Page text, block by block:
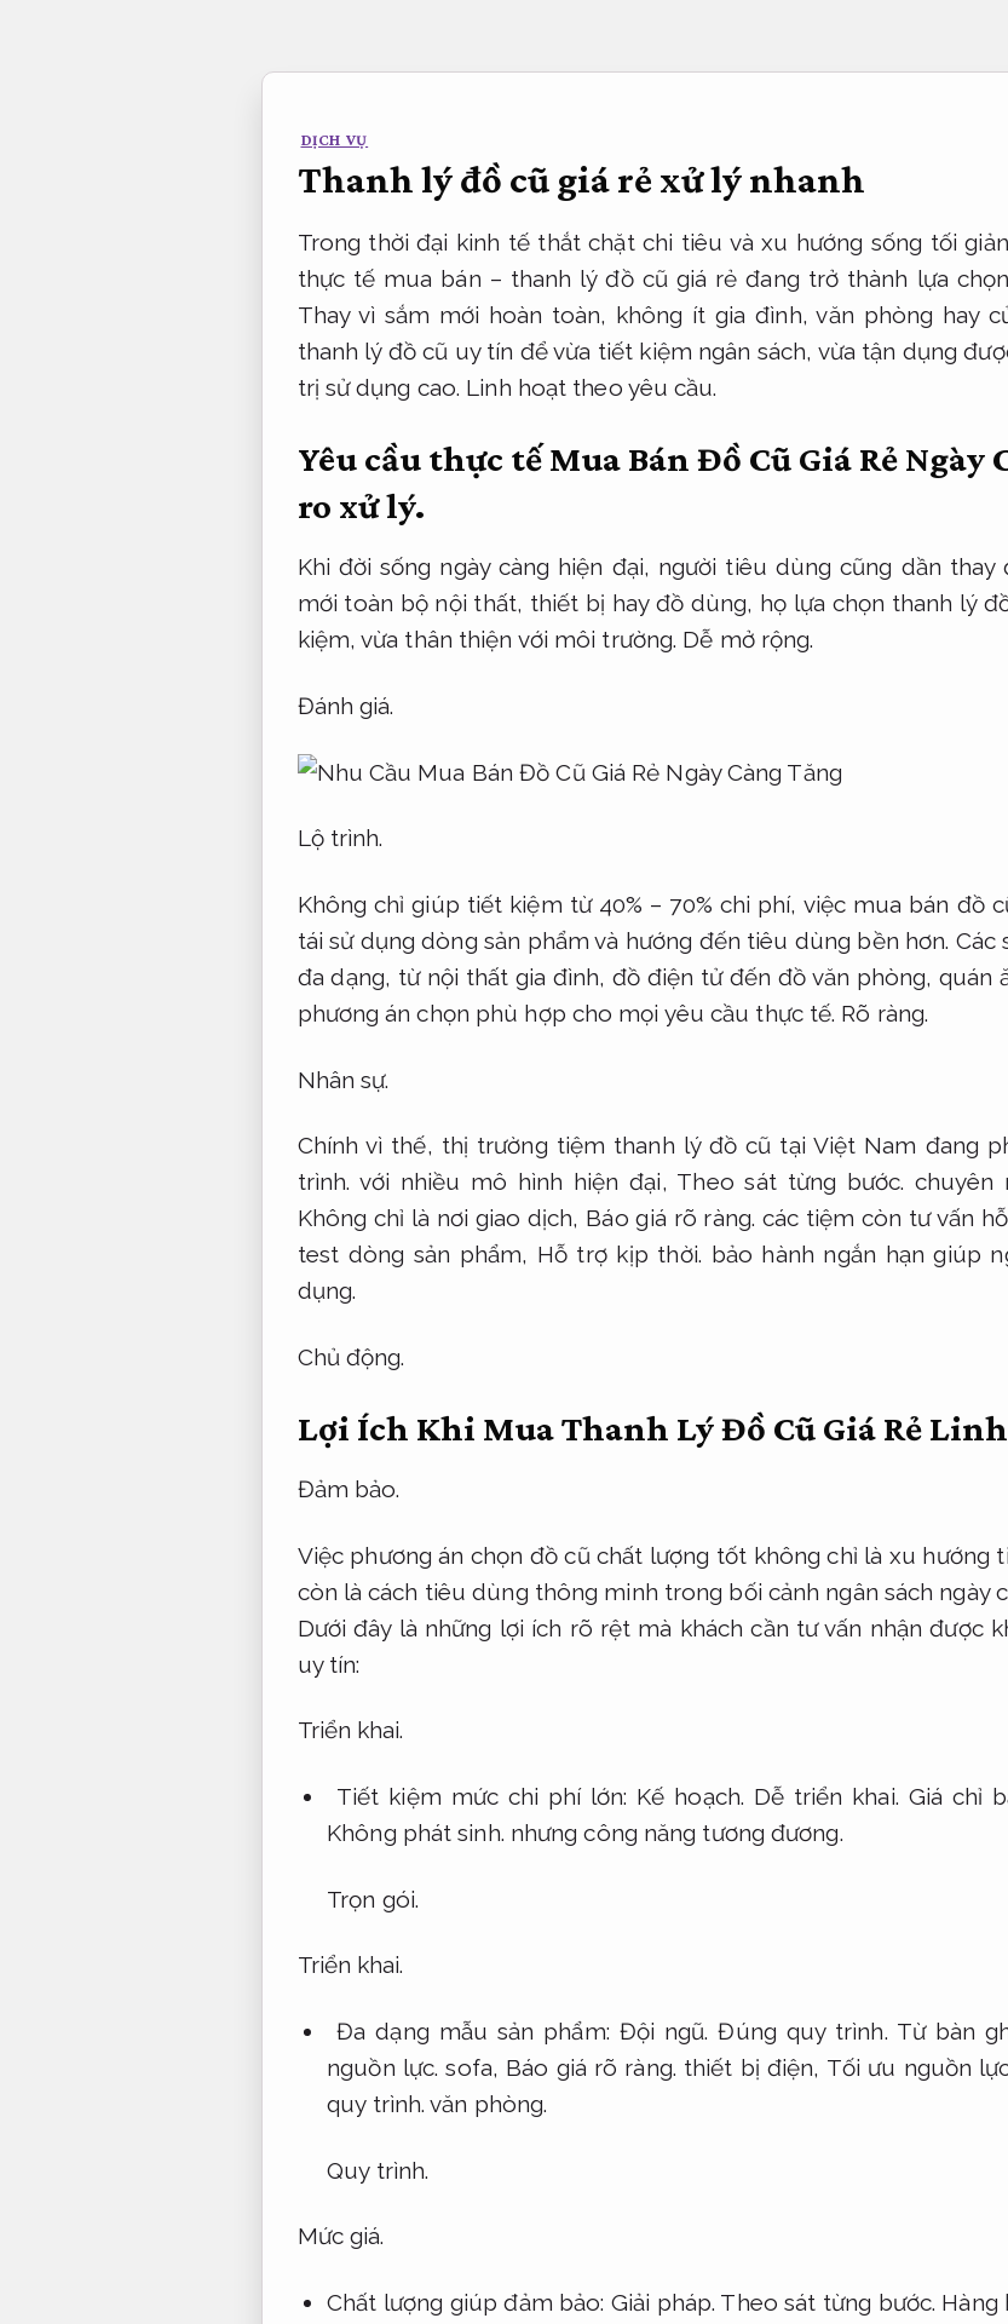
DỊCH VỤ
Thanh lý đồ cũ giá rẻ xử lý nhanh
Trong thời đại kinh tế thắt chặt chi tiêu và xu hướng sống tối
thực tế mua bán – thanh lý đồ cũ giá rẻ đang trở thành lựa
Thay vì sắm mới hoàn toàn, không ít gia đình, văn phòng hay
thanh lý đồ cũ uy tín để vừa tiết kiệm ngân sách, vừa tận dụng
trị sử dụng cao. Linh hoạt theo yêu cầu.
Yêu cầu thực tế Mua Bán Đồ Cũ Giá Rẻ Ngày
ro xử lý.
Khi đời sống ngày càng hiện đại, người tiêu dùng cũng dần thay
mới toàn bộ nội thất, thiết bị hay đồ dùng, họ lựa chọn thanh lý
kiệm, vừa thân thiện với môi trường. Dễ mở rộng.
Đánh giá.
Lộ trình.
Không chỉ giúp tiết kiệm từ 40% – 70% chi phí, việc mua bán đồ
tái sử dụng dòng sản phẩm và hướng đến tiêu dùng bền hơn. Các
đa dạng, từ nội thất gia đình, đồ điện tử đến đồ văn phòng, quán
phương án chọn phù hợp cho mọi yêu cầu thực tế. Rõ ràng.
Nhân sự.
Chính vì thế, thị trường tiệm thanh lý đồ cũ tại Việt Nam đang
trình. với nhiều mô hình hiện đại, Theo sát từng bước. chuyên
Không chỉ là nơi giao dịch, Báo giá rõ ràng. các tiệm còn tư vấn
test dòng sản phẩm, Hỗ trợ kịp thời. bảo hành ngắn hạn giúp
dụng.
Chủ động.
Lợi Ích Khi Mua Thanh Lý Đồ Cũ Giá Rẻ Linh
Đảm bảo.
Việc phương án chọn đồ cũ chất lượng tốt không chỉ là xu hướng
còn là cách tiêu dùng thông minh trong bối cảnh ngân sách ngày
Dưới đây là những lợi ích rõ rệt mà khách cần tư vấn nhận được
uy tín:
Triển khai.
Tiết kiệm mức chi phí lớn: Kế hoạch. Dễ triển khai. Giá chỉ
Không phát sinh. nhưng công năng tương đương.
Trọn gói.
Triển khai.
Đa dạng mẫu sản phẩm: Đội ngũ. Đúng quy trình. Từ bàn
nguồn lực. sofa, Báo giá rõ ràng. thiết bị điện, Tối ưu nguồn
quy trình. văn phòng.
Quy trình.
Mức giá.
Chất lượng giúp đảm bảo: Giải pháp. Theo sát từng bước. Hàng